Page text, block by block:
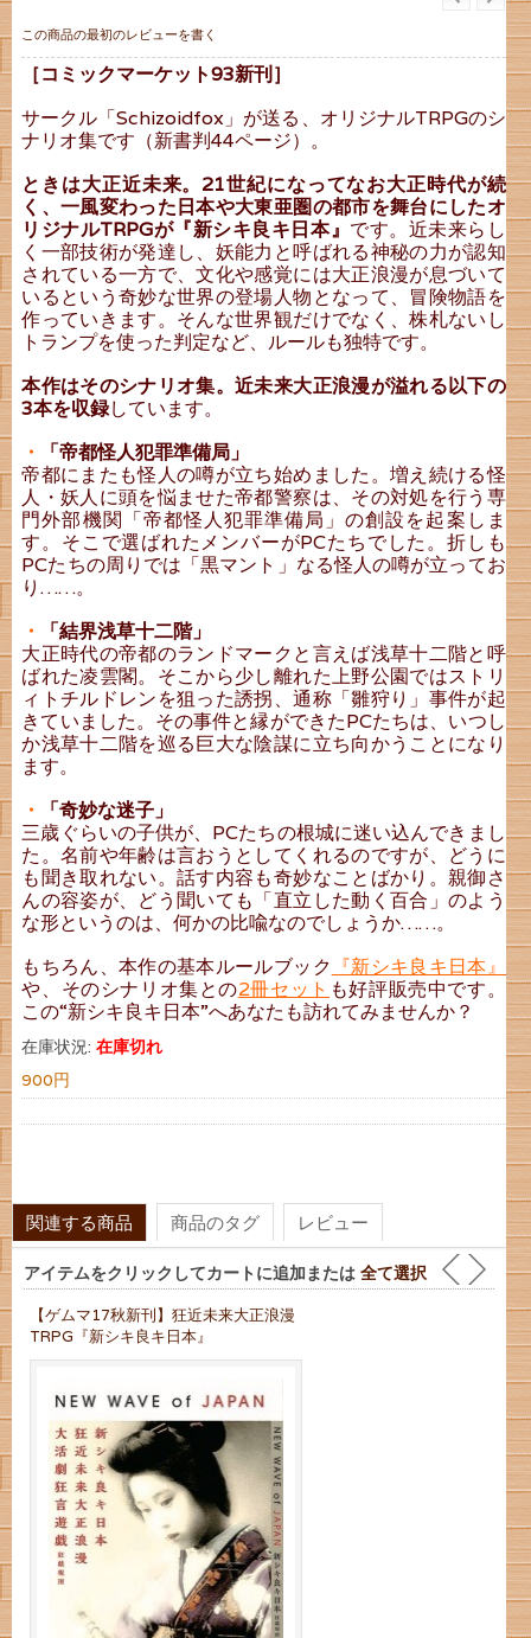
この商品の最初のレビューを書く
［コミックマーケット93新刊］
サークル「Schizoidfox」が送る、オリジナルTRPGのシ
ナリオ集です（新書判44ページ）。
ときは大正近未来。21世紀になってなお大正時代が続
く、一風変わった日本や大東亜圏の都市を舞台にしたオ
リジナルTRPGが『新シキ良キ日本』 です。近未来らし
く一部技術が発達し、妖能力と呼ばれる神秘の力が認知
されている一方で、文化や感覚には大正浪漫が息づいて
いるという奇妙な世界の登場人物となって、冒険物語を
作っていきます。そんな世界観だけでなく、株札ないし
トランプを使った判定など、ルールも独特です。
本作はそのシナリオ集。近未来大正浪漫が溢れる以下の
3本を収録しています。
・
「帝都怪人犯罪準備局」
帝都にまたも怪人の噂が立ち始めました。増え続ける怪
人・妖人に頭を悩ませた帝都警察は、その対処を行う専
門外部機関「帝都怪人犯罪準備局」の創設を起案しま
す。そこで選ばれたメンバーがPCたちでした。折しも
PCたちの周りでは「黒マント」なる怪人の噂が立ってお
り……。
・
「結界浅草十二階」
大正時代の帝都のランドマークと言えば浅草十二階と呼
ばれた凌雲閣。そこから少し離れた上野公園ではストリ
ィトチルドレンを狙った誘拐、通称「雛狩り」事件が起
きていました。その事件と縁ができたPCたちは、いつし
か浅草十二階を巡る巨大な陰謀に立ち向かうことになり
ます。
・
「奇妙な迷子」
三歳ぐらいの子供が、PCたちの根城に迷い込んできまし
た。名前や年齢は言おうとしてくれるのですが、どうに
も聞き取れない。話す内容も奇妙なことばかり。親御さ
んの容姿が、どう聞いても「直立した動く百合」のよう
な形というのは、何かの比喩なのでしょうか……。
もちろん、本作の基本ルールブック 『新シキ良キ日本』
や、そのシナリオ集との2冊セット も好評販売中です。
この“新シキ良キ日本”へあなたも訪れてみませんか？
在庫状況:在庫切れ
900円
関連する商品 商品のタグ レビュー
アイテムをクリックしてカートに追加または 全て選択
【ゲムマ17秋新刊】狂近未来大正浪漫
TRPG『新シキ良キ日本』